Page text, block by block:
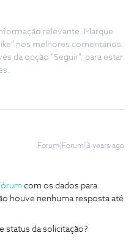
relevante. Marque
nos melhores comentários.
da opção "Seguir", para estar
Forum|Forum|3 years ago
com os dados para
houve nenhuma resposta até
status da solicitação?